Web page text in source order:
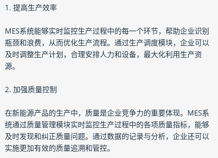
1. 提高生产效率
MES系统能够实时监控生产过程中的每一个环节，帮助企业识别
瓶颈和浪费，从而优化生产流程。通过生产调度模块，企业可以
及时调整生产计划，合理安排人力和设备，最大化利用生产资
源。
2. 加强质量控制
在新能源产品的生产中，质量是企业竞争力的重要体现。MES系
统通过质量管理模块实时监控生产过程中的各项质量指标，能够
及时发现和纠正质量问题。通过数据的记录与分析，企业还可以
实施更加有效的质量追溯和管控。